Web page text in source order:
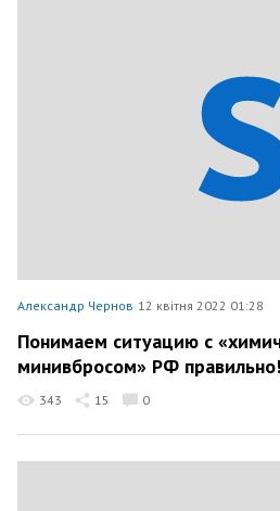
Александр Чернов 12 квітня 2022 01:28
Понимаем ситуацию с
минивбросом» РФ правильно!
343 15 0